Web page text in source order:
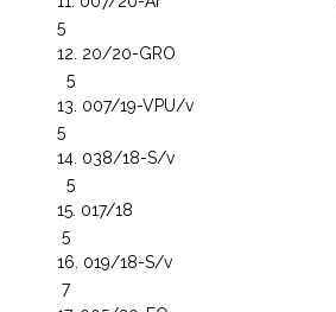
5
20/20-
5
007/19-
5
038/18-
5
017/
5
019/18-
7